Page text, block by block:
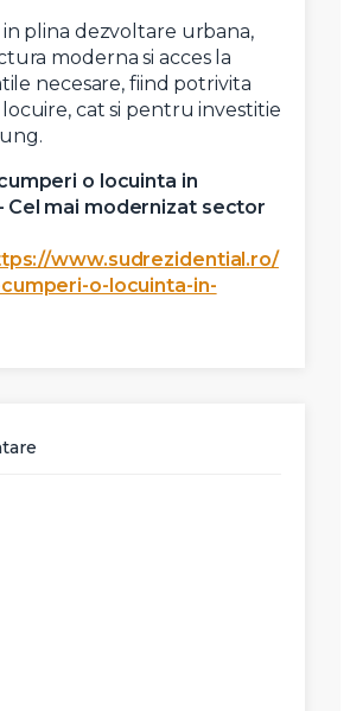
in plina dezvoltare urbana,
moderna si acces la
necesare, fiind potrivita
cat si pentru investitie
o locuinta in
Cel mai modernizat sector
www.sudrezidential.ro/
o-locuinta-in-